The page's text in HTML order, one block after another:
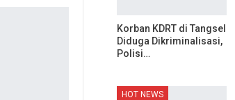
Korban KDRT di Tangsel
Diduga Dikriminalisasi,
Polisi…
HOT NEWS